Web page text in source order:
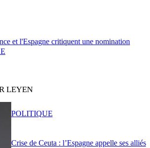
et l'Espagne critiquent une nomination
LEYEN
Crise de Ceuta : l’Espagne appelle ses alliés
POLITIQUE